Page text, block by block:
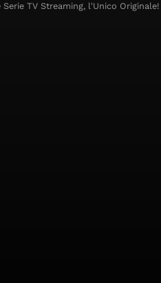
TV Streaming, l'Unico Originale!